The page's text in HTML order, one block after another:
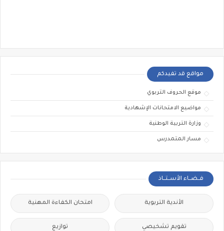
مواقع قد تفيدكم
موقع الحروف التربوي
مواضيع الامتحانات الإشهادية
وزارة التربية الوطنية
مسار المتمدرس
فــضــاء الأســتــاذ
الأندية التربوية امتحان الكفاءة المهنية
تقويم تشخيصي توازيع